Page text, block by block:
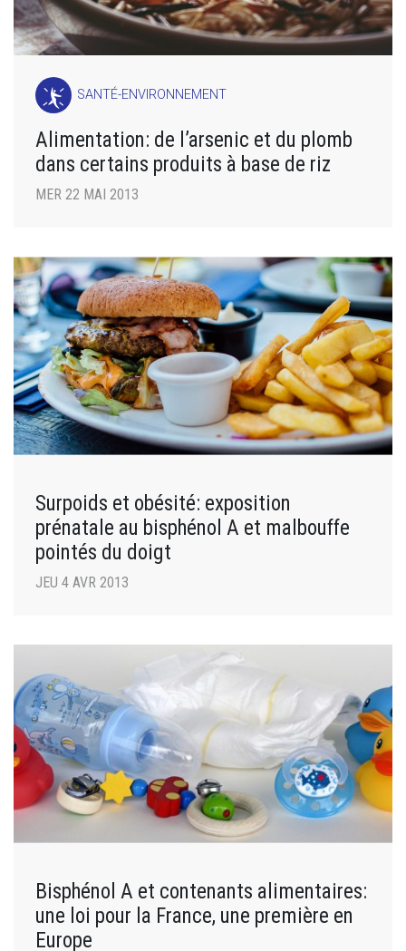
SANTÉ-ENVIRONNEMENT
Alimentation: de l’arsenic et du plomb
dans certains produits à base de riz
MER 22 MAI 2013
Surpoids et obésité: exposition
prénatale au bisphénol A et malbouffe
pointés du doigt
JEU 4 AVR 2013
Bisphénol A et contenants alimentaires:
une loi pour la France, une première en
Europe